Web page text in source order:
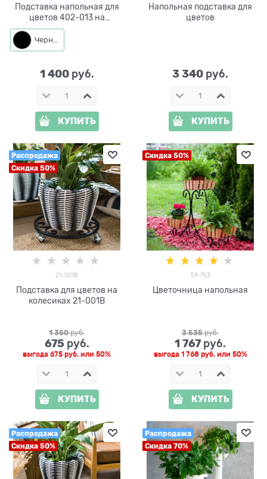
Подставка напольная для
цветов 402-013 на
колёсиках
Черный
1 400 руб.
КУПИТЬ
Напольная подставка для
цветов
3 340 руб.
КУПИТЬ
Распродажа
Скидка 50%
21-001B
Подставка для цветов на
колесиках 21-001B
1 350 руб.
675 руб.
выгода 675 руб. или 50%
КУПИТЬ
Скидка 50%
59-753
Цветочница напольная
3 535 руб.
1 767 руб.
выгода 1 768 руб.или 50%
КУПИТЬ
Распродажа
Скидка 50%
Распродажа
Скидка 70%